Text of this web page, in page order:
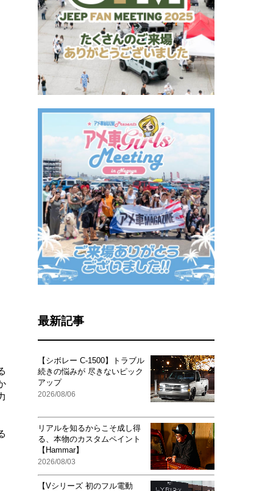
最新記事
【シボレー C-1500】トラブル
続きの悩みが 尽きないピック
アップ
2026/08/06
リアルを知るからこそ成し得
る、本物のカスタムペイント
【Hammar】
2026/08/03
【Vシリーズ 初のフル電動